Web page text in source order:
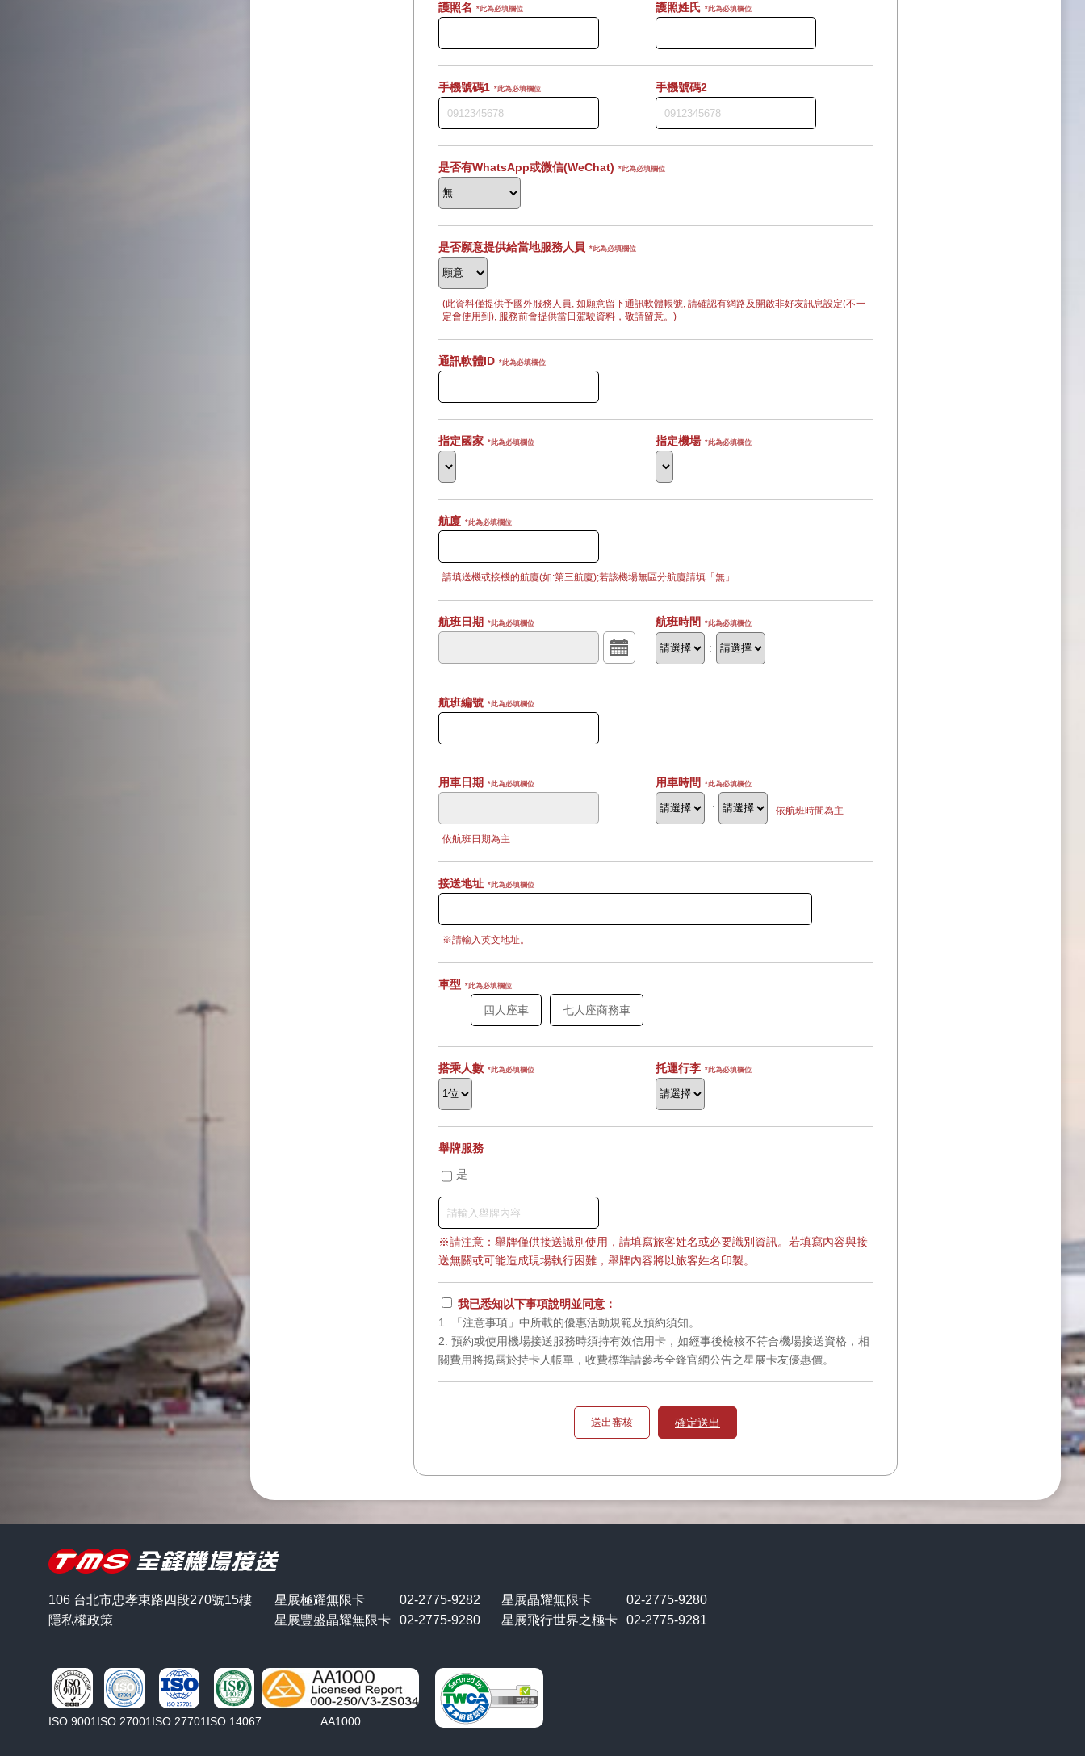
護照名 *此為必填欄位 護照姓氏 *此為必填欄位
手機號碼1 *此為必填欄位 手機號碼2
是否有WhatsApp或微信(WeChat) *此為必填欄位
是否願意提供給當地服務人員 *此為必填欄位
(此資料僅提供予國外服務人員, 如願意留下通訊軟體帳號, 請確認有網路及開啟非好友訊息設定(不一
定會使用到), 服務前會提供當日駕駛資料，敬請留意。)
通訊軟體ID *此為必填欄位
指定國家 *此為必填欄位 指定機場 *此為必填欄位
航廈 *此為必填欄位
請填送機或接機的航廈(如:第三航廈);若該機場無區分航廈請填「無」
航班日期 *此為必填欄位 航班時間 *此為必填欄位
:
航班編號 *此為必填欄位
用車日期 *此為必填欄位
依航班日期為主
用車時間 *此為必填欄位
: 依航班時間為主
接送地址 *此為必填欄位
※請輸入英文地址。
車型 *此為必填欄位
四人座車 七人座商務車
搭乘人數 *此為必填欄位 托運行李 *此為必填欄位
舉牌服務
是
※請注意：舉牌僅供接送識別使用，請填寫旅客姓名或必要識別資訊。若填寫內容與接
送無關或可能造成現場執行困難，舉牌內容將以旅客姓名印製。
我已悉知以下事項說明並同意：
1. 「注意事項」中所載的優惠活動規範及預約須知。
2. 預約或使用機場接送服務時須持有效信用卡，如經事後檢核不符合機場接送資格，相
關費用將揭露於持卡人帳單，收費標準請參考全鋒官網公告之星展卡友優惠價。
確定送出
106 台北市忠孝東路四段270號15樓
隱私權政策
星展極耀無限卡
02-2775-9282
星展豐盛晶耀無限卡
02-2775-9280
星展晶耀無限卡
02-2775-9280
星展飛行世界之極卡
02-2775-9281
ISO 9001ISO 27001ISO 27701ISO 14067 AA1000